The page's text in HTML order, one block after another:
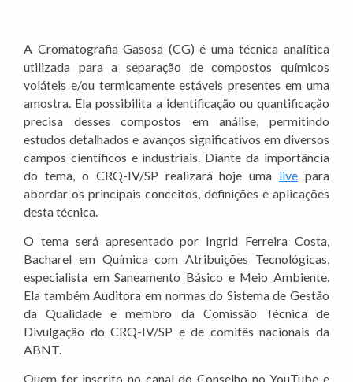
A Cromatografia Gasosa (CG) é uma técnica analítica
utilizada para a separação de compostos químicos
voláteis e/ou termicamente estáveis presentes em uma
amostra. Ela possibilita a identificação ou quantificação
precisa desses compostos em análise, permitindo
estudos detalhados e avanços significativos em diversos
campos científicos e industriais. Diante da importância
do tema, o CRQ-IV/SP realizará hoje uma live para
abordar os principais conceitos, definições e aplicações
desta técnica.
O tema será apresentado por Ingrid Ferreira Costa,
Bacharel em Química com Atribuições Tecnológicas,
especialista em Saneamento Básico e Meio Ambiente.
Ela também Auditora em normas do Sistema de Gestão
da Qualidade e membro da Comissão Técnica de
Divulgação do CRQ-IV/SP e de comitês nacionais da
ABNT.
Quem for inscrito no canal do Conselho no YouTube e